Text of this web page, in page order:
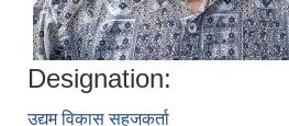
Designation:
उद्यम विकास सहजकर्ता